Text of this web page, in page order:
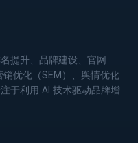
提升、品牌建设、官网
优化（SEM）、舆情优化
于利用 AI 技术驱动品牌增